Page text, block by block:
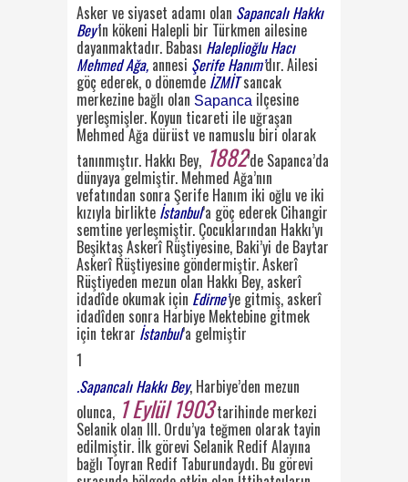
Asker ve siyaset adamı olan Sapancalı Hakkı
Bey’in kökeni Halepli bir Türkmen ailesine
dayanmaktadır. Babası Haleplioğlu Hacı
Mehmed Ağa, annesi Şerife Hanım’dır. Ailesi
göç ederek, o dönemde İZMİTsancak
merkezine bağlı olan Sapanca ilçesine
yerleşmişler. Koyun ticareti ile uğraşan
Mehmed Ağa dürüst ve namuslu biri olarak
tanınmıştır. Hakkı Bey, 1882’de Sapanca’da
dünyaya gelmiştir. Mehmed Ağa’nın
vefatından sonra Şerife Hanım iki oğlu ve iki
kızıyla birlikte İstanbul’a göç ederek Cihangir
semtine yerleşmiştir. Çocuklarından Hakkı’yı
Beşiktaş Askerî Rüştiyesine, Baki’yi de Baytar
Askerî Rüştiyesine göndermiştir. Askerî
Rüştiyeden mezun olan Hakkı Bey, askerî
idadîde okumak için Edirne’ye gitmiş, askerî
idadîden sonra Harbiye Mektebine gitmek
için tekrar İstanbul’a gelmiştir
1
.Sapancalı Hakkı Bey, Harbiye’den mezun
olunca, 1 Eylül 1903tarihinde merkezi
Selanik olan III. Ordu’ya teğmen olarak tayin
edilmiştir. İlk görevi Selanik Redif Alayına
bağlı Toyran Redif Taburundaydı. Bu görevi